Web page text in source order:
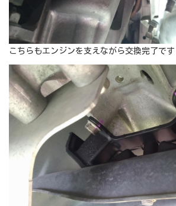
こちらもエンジンを支えながら交換完了です